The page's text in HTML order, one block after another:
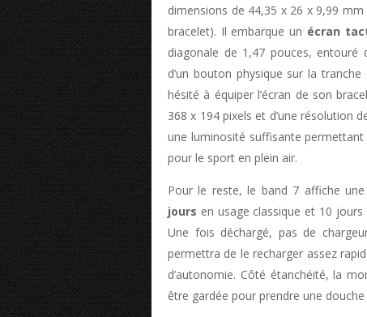
dimensions de 44,35 x 26 x 9,99
bracelet). Il embarque un écran
diagonale de 1,47 pouces, entouré
d’un bouton physique sur la
hésité à équiper l’écran de son
368 x 194 pixels et d’une résolution
une luminosité suffisante
pour le sport en plein air.
Pour le reste, le band 7 affiche
jours en usage classique et 10
Une fois déchargé, pas de
permettra de le recharger assez
d’autonomie. Côté étanchéité, la
être gardée pour prendre une